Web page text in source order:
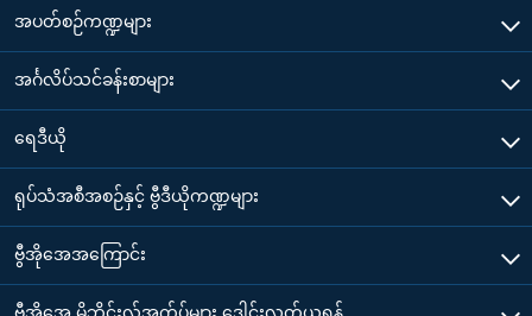
အပတ်စဉ်ကဏ္ဍများ
အင်္ဂလိပ်သင်ခန်းစာများ
ရေဒီယို
ရုပ်သံအစီအစဉ်နှင့် ဗွီဒီယိုကဏ္ဍများ
ဗွီအိုအေအကြောင်း